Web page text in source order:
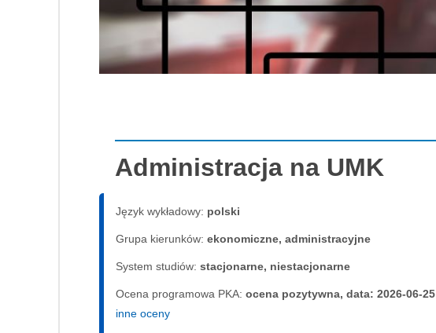
Administracja na UMK
Język wykładowy: polski
Grupa kierunków: ekonomiczne, administracyjne
System studiów: sta­cjo­nar­ne, nie­sta­cjo­nar­ne
Ocena programowa PKA: ocena pozytywna, data: 2026-06-25
inne oceny